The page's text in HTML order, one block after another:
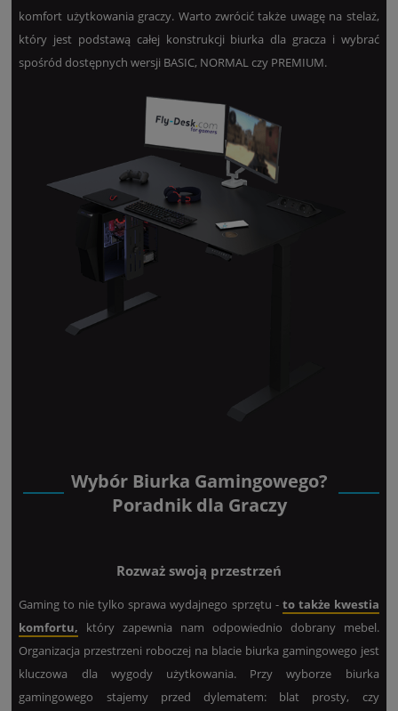
komfort użytkowania graczy. Warto zwrócić także uwagę na stelaż,
który jest podstawą całej konstrukcji biurka dla gracza i wybrać
spośród dostępnych wersji BASIC, NORMAL czy PREMIUM.
Wybór Biurka Gamingowego?
Poradnik dla Graczy
Rozważ swoją przestrzeń
Gaming to nie tylko sprawa wydajnego sprzętu - to także kwestia
komfortu, który zapewnia nam odpowiednio dobrany mebel.
Organizacja przestrzeni roboczej na blacie biurka gamingowego jest
kluczowa dla wygody użytkowania. Przy wyborze biurka
gamingowego stajemy przed dylematem: blat prosty, czy